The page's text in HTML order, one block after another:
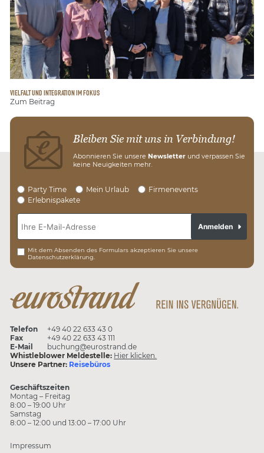
VIELFALT UND INTEGRATION IM FOKUS
Zum Beitrag
Bleiben Sie mit uns in Verbindung!
Abonnieren Sie unsere Newsletter und verpassen Sie
keine Neuigkeiten mehr.
Party Time Mein Urlaub
Firmenevents
Erlebnispakete
Mit dem Absenden des Formulars akzeptieren Sie unsere
Datenschutzerklärung.
Anmelden
Telefon
+49 40 22 633 43 0
Fax
+49 40 22 633 43 111
E-Mail
buchung@eurostrand.de
Whistleblower Meldestelle: Hier klicken.
Unsere Partner: Reisebüros
Geschäftszeiten
Montag – Freitag
8:00 – 19:00 Uhr
Samstag
8:00 – 12:00 und 13:00 – 17:00 Uhr
Impressum